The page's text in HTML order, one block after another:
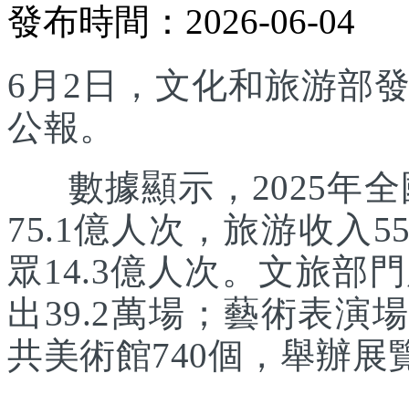
發布時間：2026-06-04
6月2日，文化和旅游部
公報。
數據顯示，2025年全
75.1億人次，旅游收入
眾14.3億人次。文旅部
出39.2萬場；藝術表演
共美術館740個，舉辦展